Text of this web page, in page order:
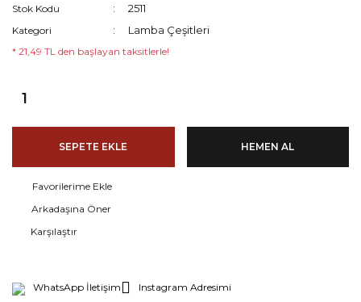
Stok Kodu 2511
Kategori Lamba Çeşitleri
* 21,49 TL den başlayan taksitlerle!
SEPETE EKLE HEMEN AL
Arkadaşına Öner
Karşılaştır
WhatsApp İletişim Instagram Adresimi